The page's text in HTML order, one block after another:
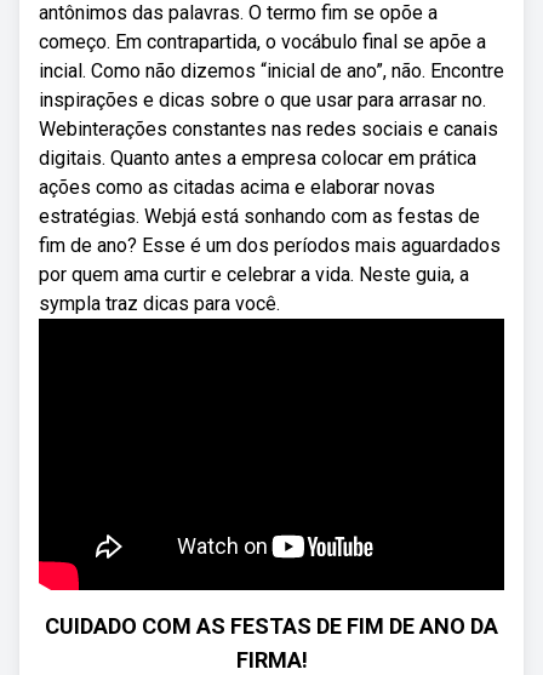
antônimos das palavras. O termo fim se opõe a
começo. Em contrapartida, o vocábulo final se apõe a
incial. Como não dizemos “inicial de ano”, não. Encontre
inspirações e dicas sobre o que usar para arrasar no.
Webinterações constantes nas redes sociais e canais
digitais. Quanto antes a empresa colocar em prática
ações como as citadas acima e elaborar novas
estratégias. Webjá está sonhando com as festas de
fim de ano? Esse é um dos períodos mais aguardados
por quem ama curtir e celebrar a vida. Neste guia, a
sympla traz dicas para você.
CUIDADO COM AS FESTAS DE FIM DE ANO DA
FIRMA!